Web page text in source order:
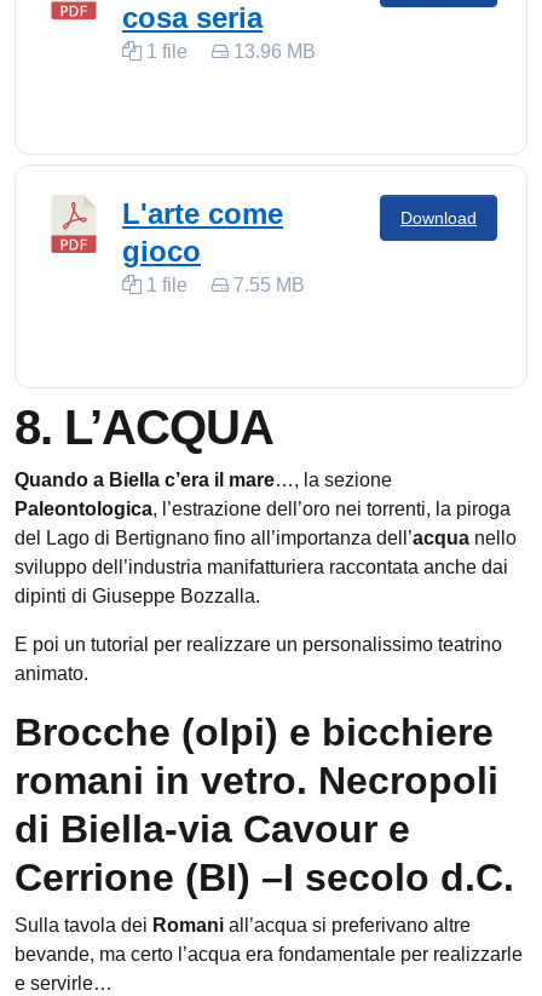
cosa seria
1 file 13.96 MB
L'arte come
gioco
1 file 7.55 MB
Download
8. L’ACQUA
Quando a Biella c’era il mare…, la sezione
Paleontologica, l’estrazione dell’oro nei torrenti, la piroga
del Lago di Bertignano fino all’importanza dell’acqua nello
sviluppo dell’industria manifatturiera raccontata anche dai
dipinti di Giuseppe Bozzalla.
E poi un tutorial per realizzare un personalissimo teatrino
animato.
Brocche (olpi) e bicchiere
romani in vetro. Necropoli
di Biella-via Cavour e
Cerrione (BI) –I secolo d.C.
Sulla tavola dei Romani all’acqua si preferivano altre
bevande, ma certo l’acqua era fondamentale per realizzarle
e servirle…